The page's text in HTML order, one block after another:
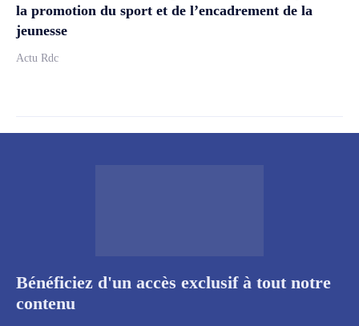
la promotion du sport et de l’encadrement de la
jeunesse
Actu Rdc
Bénéficiez d'un accès exclusif à tout notre
contenu